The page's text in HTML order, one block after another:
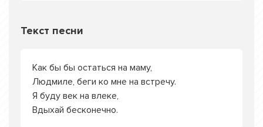
Текст песни
Как бы бы остаться на маму,
Людмиле, беги ко мне на встречу.
Я буду век на влеке,
Вдыхай бесконечно.